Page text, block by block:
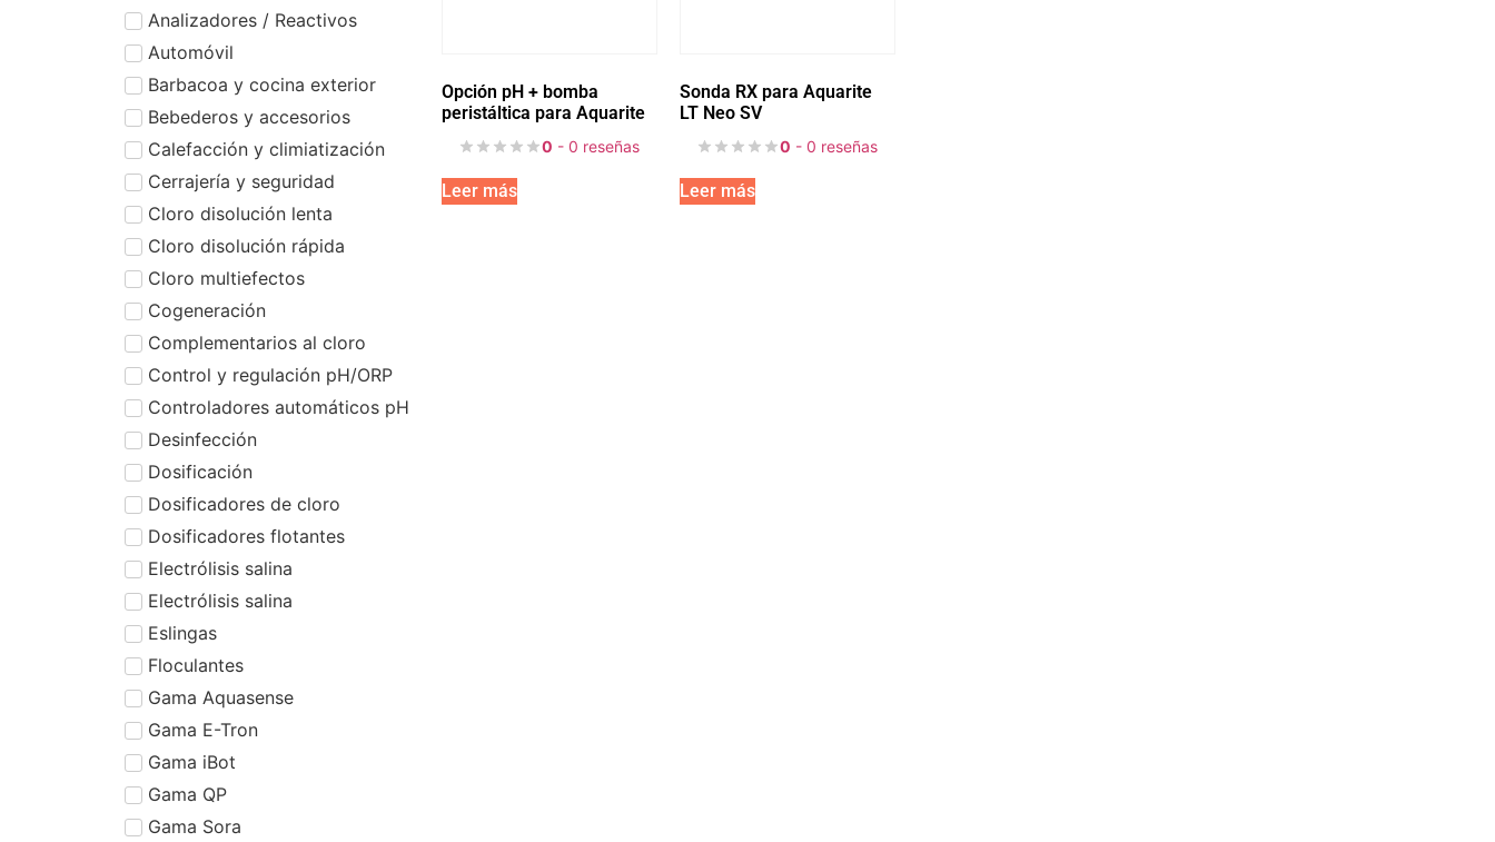
Analizadores / Reactivos
Automóvil
Barbacoa y cocina exterior
Bebederos y accesorios
Calefacción y climiatización
Cerrajería y seguridad
Cloro disolución lenta
Cloro disolución rápida
Cloro multiefectos
Cogeneración
Complementarios al cloro
Control y regulación pH/ORP
Controladores automáticos pH
Desinfección
Dosificación
Dosificadores de cloro
Dosificadores flotantes
Electrólisis salina
Electrólisis salina
Eslingas
Floculantes
Gama Aquasense
Gama E-Tron
Gama iBot
Gama QP
Gama Sora
Opción pH + bomba
peristáltica para Aquarite
0 - 0 reseñas
Leer más
Sonda RX para Aquarite
LT Neo SV
0 - 0 reseñas
Leer más